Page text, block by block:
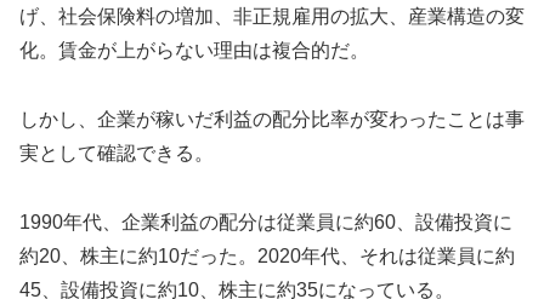
げ、社会保険料の増加、非正規雇用の拡大、産業構造の変
化。賃金が上がらない理由は複合的だ。
しかし、企業が稼いだ利益の配分比率が変わったことは事
実として確認できる。
1990年代、企業利益の配分は従業員に約60、設備投資に
約20、株主に約10だった。2020年代、それは従業員に約
45、設備投資に約10、株主に約35になっている。